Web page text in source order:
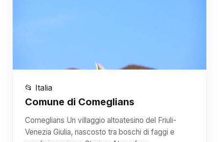
📂 Italia
Comune di Comeglians
Comeglians Un villaggio altoatesino del Friuli-
Venezia Giulia, nascosto tra boschi di faggi e